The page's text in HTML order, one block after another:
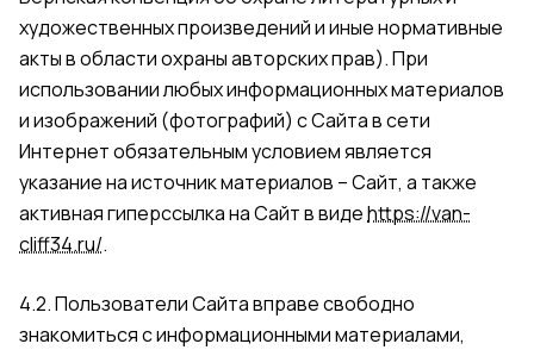
художественных произведений и иные нормативные
акты в области охраны авторских прав). При
использовании любых информационных материалов
и изображений (фотографий) с Сайта в сети
Интернет обязательным условием является
указание на источник материалов – Сайт, а также
активная гиперссылка на Сайт в видеhttps://van-
cliff34.ru/.
4.2. Пользователи Сайта вправе свободно
знакомиться с информационными материалами,